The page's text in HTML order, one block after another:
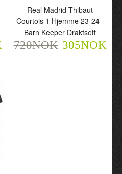
Real Madrid Thibaut
Courtois 1 Hjemme 23-24
Real Madrid Thibaut
Courtois 1 Hjemme 23-24 -
Barn Keeper Draktsett
720NOK 305NOK